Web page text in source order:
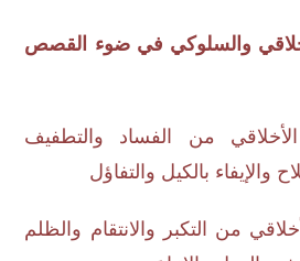
والسلوكي في ضوء القصص
من الفساد والتطفيف
بالكيل والتفاؤل
من التكبر والانتقام والظلم